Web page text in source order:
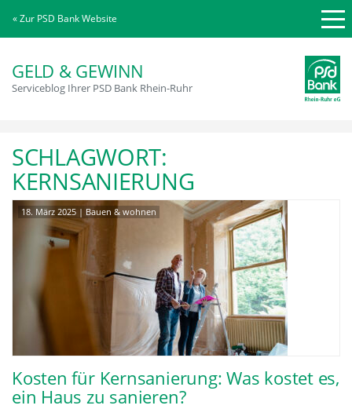
« Zur PSD Bank Website
GELD & GEWINN
Serviceblog Ihrer PSD Bank Rhein-Ruhr
SCHLAGWORT:
KERNSANIERUNG
18. März 2025 | Bauen & wohnen
Kosten für Kernsanierung: Was kostet es,
ein Haus zu sanieren?